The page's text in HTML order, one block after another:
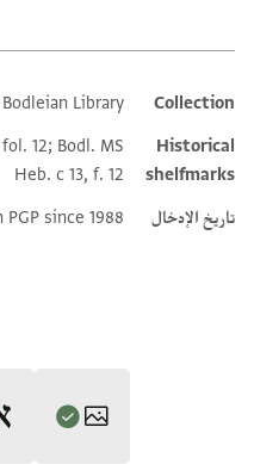
Additional metadata
Collection
Bodleian Library
Historical
shelfmarks
12; Bodl. MS
Heb. c 13, f. 12
تاريخ الإدخال
PGP since 1988